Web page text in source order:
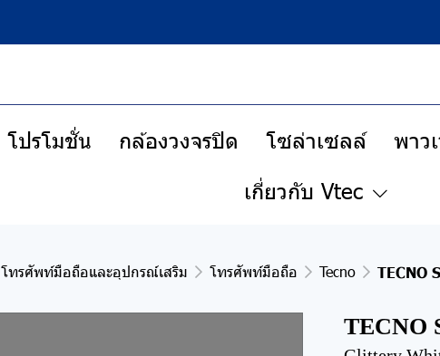
โปรโมชั่น กล้องวงจรปิด โซล่าเซลล์ พาว
เกี่ยวกับ Vtec
โทรศัพท์มือถือและอุปกรณ์เสริม โทรศัพท์มือถือ Tecno TECNO
TECNO